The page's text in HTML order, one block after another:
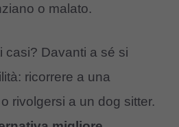
o malato.
casi? Davanti a sé si
ricorrere a una
rivolgersi a un dog sitter.